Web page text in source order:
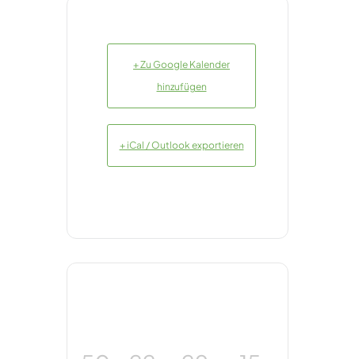
+ Zu Google Kalender
hinzufügen
+ iCal / Outlook exportieren